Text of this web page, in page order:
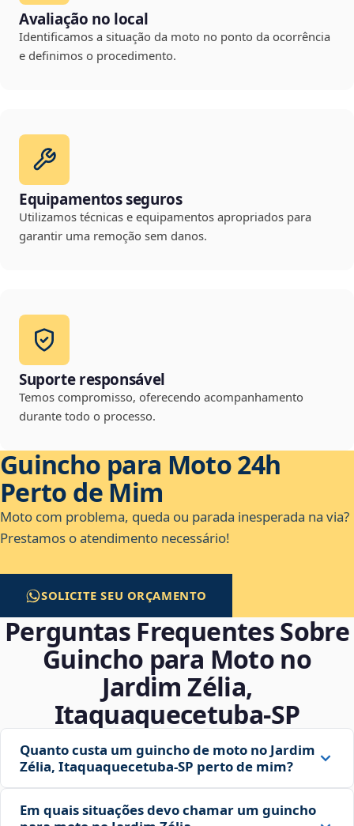
Avaliação no local
Identificamos a situação da moto no ponto da ocorrência
e definimos o procedimento.
Equipamentos seguros
Utilizamos técnicas e equipamentos apropriados para
garantir uma remoção sem danos.
Suporte responsável
Temos compromisso, oferecendo acompanhamento
durante todo o processo.
Guincho para Moto 24h
Perto de Mim
Moto com problema, queda ou parada inesperada na via?
Prestamos o atendimento necessário!
SOLICITE SEU ORÇAMENTO
Perguntas Frequentes Sobre
Guincho para Moto no
Jardim Zélia,
Itaquaquecetuba‑SP
Quanto custa um guincho de moto no Jardim
Zélia, Itaquaquecetuba‑SP perto de mim?
Em quais situações devo chamar um guincho